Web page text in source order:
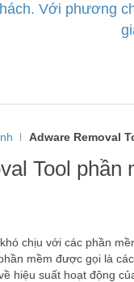
Với phương
Adware Removal
Tool phần
chịu với các phần
mềm được gọi là
hiệu suất hoạt động